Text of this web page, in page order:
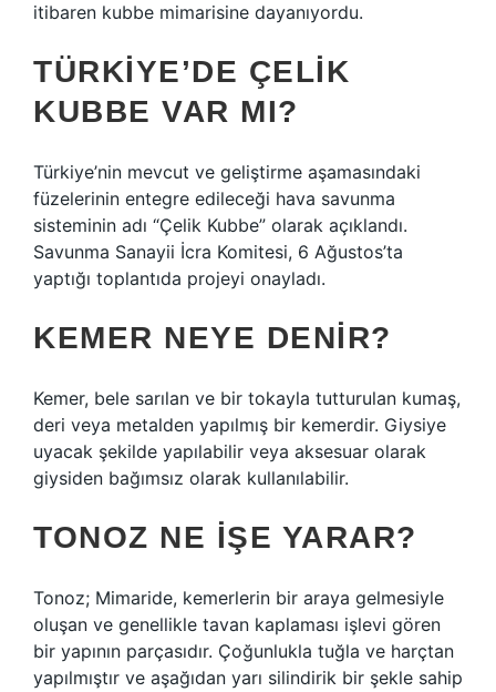
itibaren kubbe mimarisine dayanıyordu.
TÜRKIYE’DE ÇELIK
KUBBE VAR MI?
Türkiye’nin mevcut ve geliştirme aşamasındaki
füzelerinin entegre edileceği hava savunma
sisteminin adı “Çelik Kubbe” olarak açıklandı.
Savunma Sanayii İcra Komitesi, 6 Ağustos’ta
yaptığı toplantıda projeyi onayladı.
KEMER NEYE DENIR?
Kemer, bele sarılan ve bir tokayla tutturulan kumaş,
deri veya metalden yapılmış bir kemerdir. Giysiye
uyacak şekilde yapılabilir veya aksesuar olarak
giysiden bağımsız olarak kullanılabilir.
TONOZ NE IŞE YARAR?
Tonoz; Mimaride, kemerlerin bir araya gelmesiyle
oluşan ve genellikle tavan kaplaması işlevi gören
bir yapının parçasıdır. Çoğunlukla tuğla ve harçtan
yapılmıştır ve aşağıdan yarı silindirik bir şekle sahip